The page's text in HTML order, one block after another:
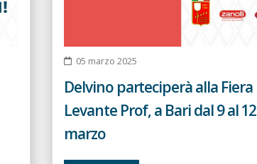
05 marzo 2025
Delvino parteciperà alla Fiera
Levante Prof, a Bari dal 9 al 12
marzo